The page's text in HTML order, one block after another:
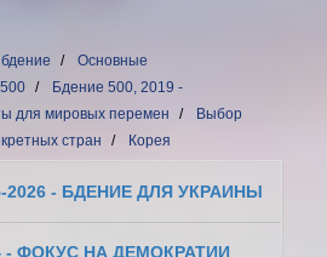
Основные
Бдение 500, 2019 -
для мировых перемен
Выбор
стран
Корея
2026 - БДЕНИЕ ДЛЯ УКРАИНЫ
- ФОКУС НА ДЕМОКРАТИИ